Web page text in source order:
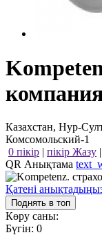
Казахстан, Нур-
Комсомольский-1
0 пікір | пікір Жазу |
QR Анықтама
Қатені
Поднять в топ
Көру саны:
Бүгін: 0